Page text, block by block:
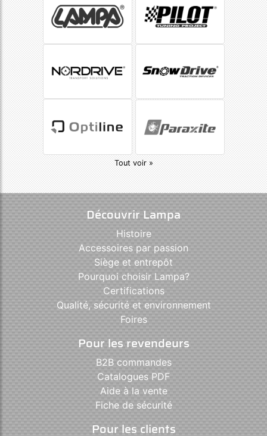
Tout voir »
Découvrir Lampa
Histoire
Accessoires par passion
Siège et entrepôt
Pourquoi choisir Lampa?
Certifications
Qualité, sécurité et environnement
Foires
Pour les revendeurs
B2B commandes
Catalogues PDF
Aide à la vente
Fiche de sécurité
Pour les clients